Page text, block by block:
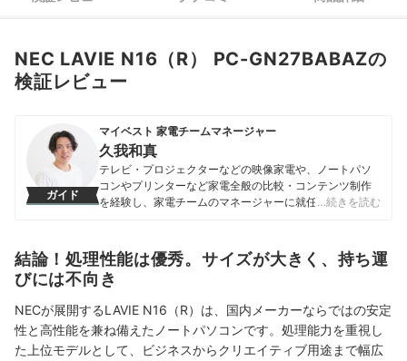
NEC LAVIE N16（R） PC-GN27BABAZの
検証レビュー
ガイド
マイベスト 家電チームマネージャー
久我和真
テレビ・プロジェクターなどの映像家電や、ノートパソ
コンやプリンターなど家電全般の比較・コンテンツ制作
を経験し、家電チームのマネージャーに就任。キャリブ
ストに取り組んだりしてきた。「ユーザーにとってベス
トな選択体験を提供する」ことを心がけて、コンテンツ
制作を行っている。
…続きを読む
結論！処理性能は優秀。サイズが大きく、持ち運
びには不向き
NECが展開するLAVIE N16（R）は、国内メーカーならではの安定
性と高性能を兼ね備えたノートパソコンです。処理能力を重視し
た上位モデルとして、ビジネスからクリエイティブ用途まで幅広